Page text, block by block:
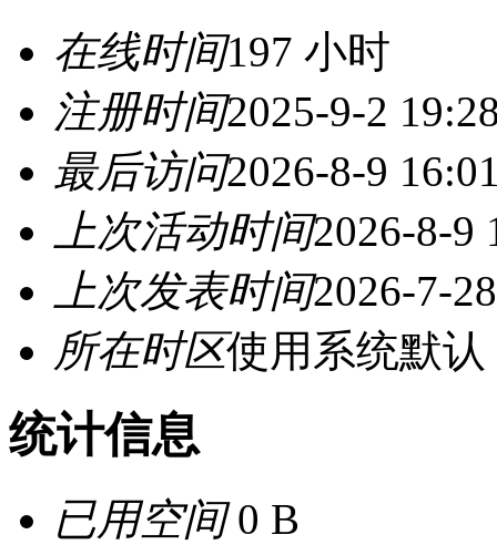
在线时间197 小时
注册时间2025-9-2
最后访问2026-8-9
上次活动时间2026-8-9
上次发表时间2026-7-
所在时区使用系统默认
统计信息
已用空间0 B